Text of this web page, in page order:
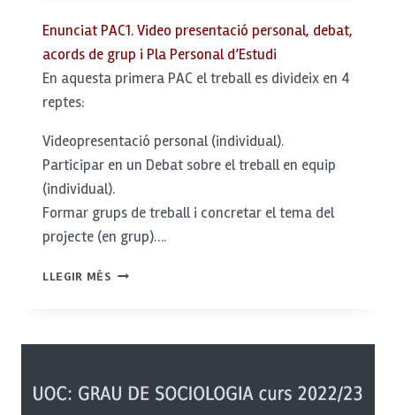
Enunciat PAC1. Video presentació personal, debat,
acords de grup i Pla Personal d’Estudi
En aquesta primera PAC el treball es divideix en 4
reptes:
Videopresentació personal (individual).
Participar en un Debat sobre el treball en equip
(individual).
Formar grups de treball i concretar el tema del
projecte (en grup)….
LLEGIR MÉSENGEGUEM
GRUP